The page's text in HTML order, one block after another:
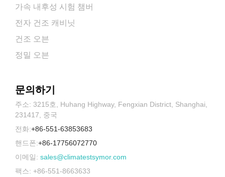
가속 내후성 시험 챔버
전자 건조 캐비닛
건조 오븐
정밀 오븐
문의하기
주소: 3215호, Huhang Highway, Fengxian District, Shanghai,
231417, 중국
전화:+86-551-63853683
핸드폰:+86-17756072770
이메일: sales@climatestsymor.com
팩스: +86-551-8663633